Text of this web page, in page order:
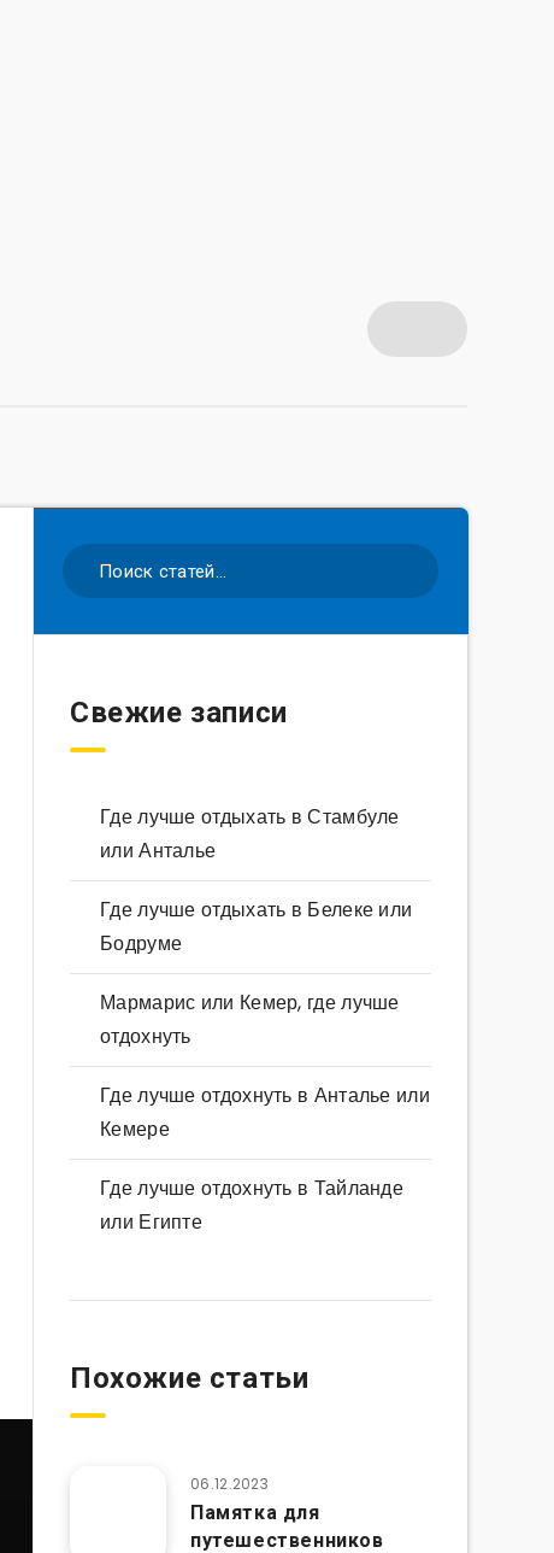
Свежие записи
Где лучше отдыхать в Стамбуле
или Анталье
Где лучше отдыхать в Белеке или
Бодруме
Мармарис или Кемер, где лучше
отдохнуть
Где лучше отдохнуть в Анталье или
Кемере
Где лучше отдохнуть в Тайланде
или Египте
Похожие статьи
06.12.2023
Памятка для
путешественников